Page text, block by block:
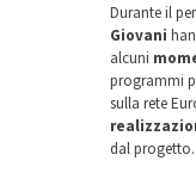
Durante il
Giovani
alcuni
programmi
sulla rete
dal progetto.